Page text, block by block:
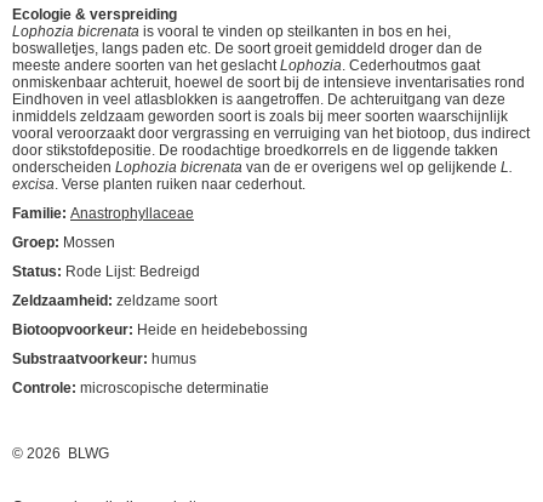
Ecologie & verspreiding
Lophozia bicrenata is vooral te vinden op steilkanten in bos en hei,
boswalletjes, langs paden etc. De soort groeit gemiddeld droger dan de
meeste andere soorten van het geslachtLophozia. Cederhoutmos gaat
onmiskenbaar achteruit, hoewel de soort bij de intensieve inventarisaties rond
Eindhoven in veel atlasblokken is aangetroffen. De achteruitgang van deze
inmiddels zeldzaam geworden soort is zoals bij meer soorten waarschijnlijk
vooral veroorzaakt door vergrassing en verruiging van het biotoop, dus indirect
door stikstofdepositie. De roodachtige broedkorrels en de liggende takken
onderscheiden Lophozia bicrenata van de er overigens wel op gelijkende L.
excisa. Verse planten ruiken naar cederhout.
Familie: Anastrophyllaceae
Groep: Mossen
Status: Rode Lijst: Bedreigd
Zeldzaamheid: zeldzame soort
Biotoopvoorkeur: Heide en heidebebossing
Substraatvoorkeur: humus
Controle: microscopische determinatie
© 2026 BLWG